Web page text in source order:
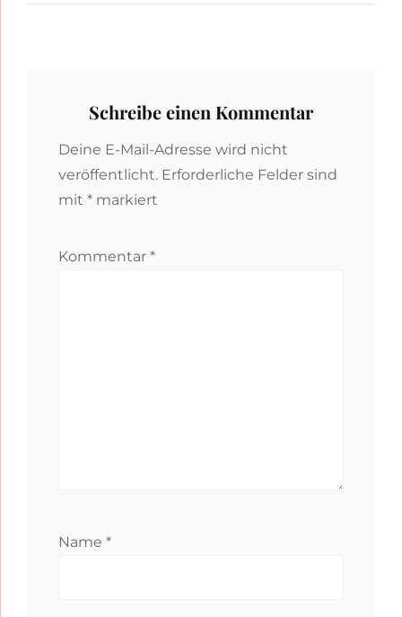
Schreibe einen Kommentar
Deine E-Mail-Adresse wird nicht
veröffentlicht. Erforderliche Felder sind
mit * markiert
Kommentar *
Name *